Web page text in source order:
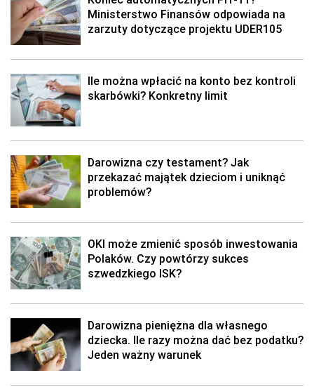
Ministerstwo Finansów odpowiada na
zarzuty dotyczące projektu UDER105
Ile można wpłacić na konto bez kontroli
skarbówki? Konkretny limit
Darowizna czy testament? Jak
przekazać majątek dzieciom i uniknąć
problemów?
OKI może zmienić sposób inwestowania
Polaków. Czy powtórzy sukces
szwedzkiego ISK?
Darowizna pieniężna dla własnego
dziecka. Ile razy można dać bez podatku?
Jeden ważny warunek